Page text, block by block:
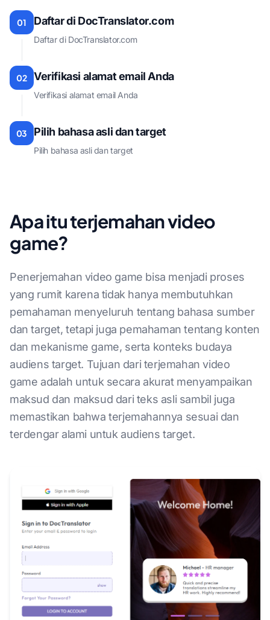
01 Daftar di DocTranslator.com
Daftar di DocTranslator.com
02 Verifikasi alamat email Anda
Verifikasi alamat email Anda
03 Pilih bahasa asli dan target
Pilih bahasa asli dan target
Apa itu terjemahan video
game?
Penerjemahan video game bisa menjadi proses
yang rumit karena tidak hanya membutuhkan
pemahaman menyeluruh tentang bahasa sumber
dan target, tetapi juga pemahaman tentang konten
dan mekanisme game, serta konteks budaya
audiens target. Tujuan dari terjemahan video
game adalah untuk secara akurat menyampaikan
maksud dan maksud dari teks asli sambil juga
memastikan bahwa terjemahannya sesuai dan
terdengar alami untuk audiens target.